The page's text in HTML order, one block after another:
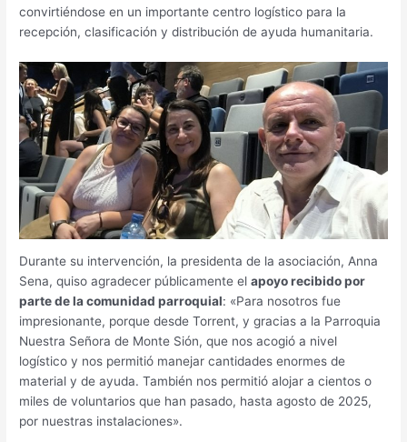
convirtiéndose en un importante centro logístico para la
recepción, clasificación y distribución de ayuda humanitaria.
Durante su intervención, la presidenta de la asociación, Anna
Sena, quiso agradecer públicamente elapoyo recibido por
parte de la comunidad parroquial: «Para nosotros fue
impresionante, porque desde Torrent, y gracias a la Parroquia
Nuestra Señora de Monte Sión, que nos acogió a nivel
logístico y nos permitió manejar cantidades enormes de
material y de ayuda. También nos permitió alojar a cientos o
miles de voluntarios que han pasado, hasta agosto de 2025,
por nuestras instalaciones».